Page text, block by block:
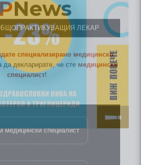
ЛЕКАР
специализирано медицинско
да декларирате, че сте
медицински
специалист
медицински специалист
медицински специалист